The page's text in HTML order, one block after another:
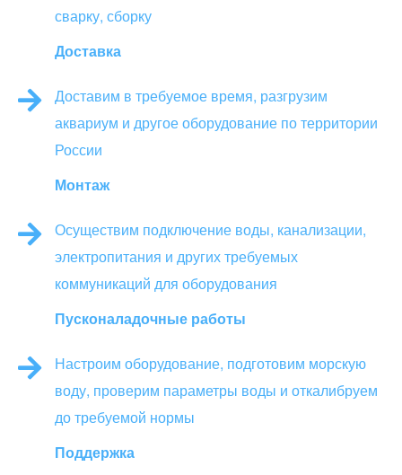
сварку, сборку
Доставка
Доставим в требуемое время, разгрузим
аквариум и другое оборудование по территории
России
Монтаж
Осуществим подключение воды, канализации,
электропитания и других требуемых
коммуникаций для оборудования
Пусконаладочные работы
Настроим оборудование, подготовим морскую
воду, проверим параметры воды и откалибруем
до требуемой нормы
Поддержка